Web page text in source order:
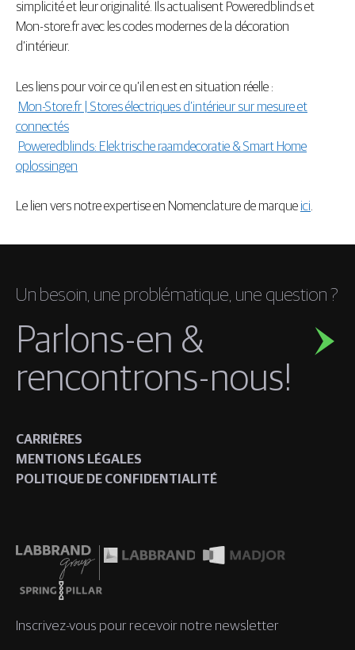
simplicité et leur originalité. Ils actualisent Poweredblinds et
Mon-store.fr avec les codes modernes de la décoration
d’intérieur.
Les liens pour voir ce qu’il en est en situation réelle :
Mon-Store.fr | Stores électriques d’intérieur sur mesure et
connectés
Poweredblinds: Elektrische raamdecoratie & Smart Home
oplossingen
Le lien vers notre expertise en Nomenclature de marque ici.
Un besoin, une problématique, une question ?
Parlons-en &
rencontrons-nous!
CARRIÈRES
MENTIONS LÉGALES
POLITIQUE DE CONFIDENTIALITÉ
Inscrivez-vous pour recevoir notre newsletter